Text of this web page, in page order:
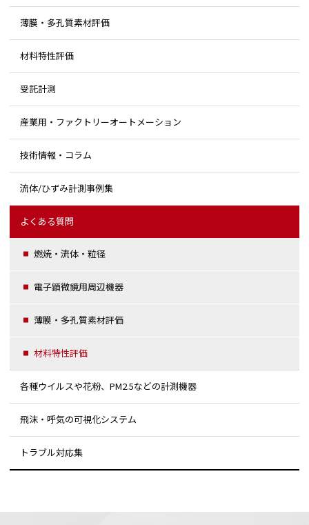
薄膜・多孔質素材評価
材料特性評価
受託計測
産業用・ファクトリーオートメーション
技術情報・コラム
流体/ひずみ計測事例集
よくある質問
燃焼・流体・粒径
電子顕微鏡用周辺機器
薄膜・多孔質素材評価
材料特性評価
各種ウイルスや花粉、PM2.5などの計測機器
飛沫・呼気の可視化システム
トラブル対応集